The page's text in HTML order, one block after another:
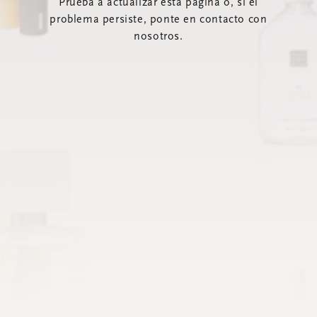
Prueba a actualizar esta página o, si el
problema persiste, ponte en contacto con
nosotros.